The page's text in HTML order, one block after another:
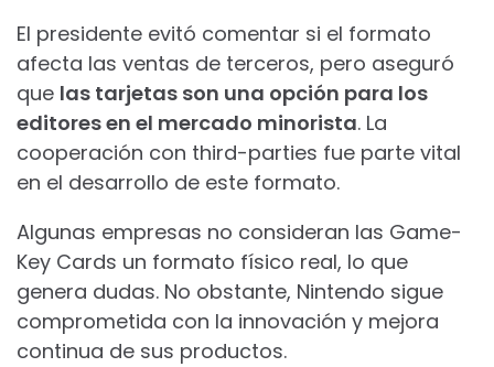
El presidente evitó comentar si el formato
afecta las ventas de terceros, pero aseguró
que las tarjetas son una opción para los
editores en el mercado minorista. La
cooperación con third-parties fue parte vital
en el desarrollo de este formato.
Algunas empresas no consideran las Game-
Key Cards un formato físico real, lo que
genera dudas. No obstante, Nintendo sigue
comprometida con la innovación y mejora
continua de sus productos.